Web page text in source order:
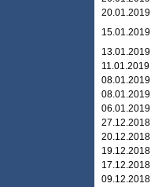
20.01.2019
15.01.2019
13.01.2019
11.01.2019
08.01.2019
08.01.2019
06.01.2019
27.12.2018
20.12.2018
19.12.2018
17.12.2018
09.12.2018